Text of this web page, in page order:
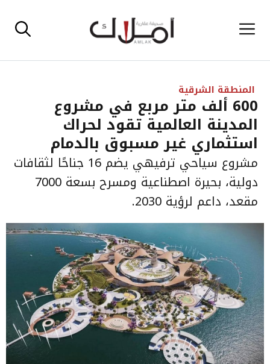
إلى القائمة
المنطقة الشرقية
600 ألف متر مربع في مشروع
المدينة العالمية تقود لحراك
استثماري غير مسبوق بالدمام
مشروع سياحي ترفيهي يضم 16 جناحًا لثقافات
دولية، بحيرة اصطناعية ومسرح بسعة 7000
مقعد، داعم لرؤية 2030.